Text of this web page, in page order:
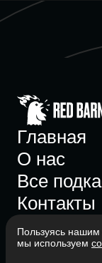
Главная
О нас
Все
Контакты
Пользуясь нашим
мы используем